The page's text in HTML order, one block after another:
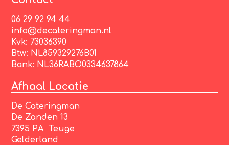
06 29 92 94 44
info@decateringman.nl
Kvk: 73036390
Btw: NL859329276B01
Bank: NL36RABO0334637864
Afhaal Locatie
De Cateringman
De Zanden 13
7395 PA Teuge
Gelderland